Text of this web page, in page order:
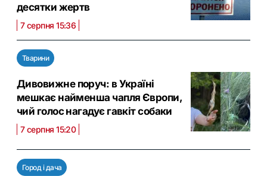
десятки жертв
7 серпня 15:36
Тварини
Дивовижне поруч: в Україні
мешкає найменша чапля Європи,
чий голос нагадує гавкіт собаки
7 серпня 15:20
Город і дача